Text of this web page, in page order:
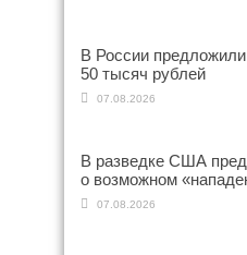
В России
50 тысяч рублей
07.08.2026
В разведке США
о возможном
07.08.2026